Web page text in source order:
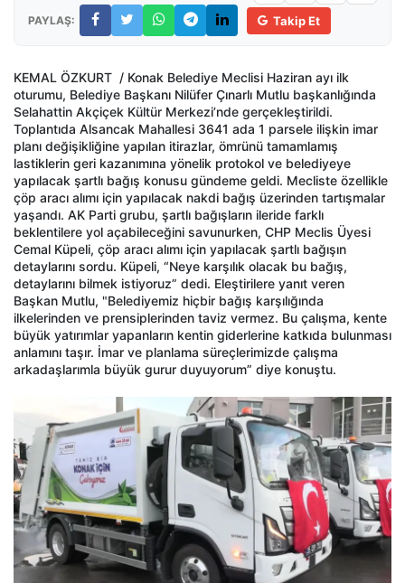
PAYLAŞ: Takip Et
KEMAL ÖZKURT / Konak Belediye Meclisi Haziran ayı ilk
oturumu, Belediye Başkanı Nilüfer Çınarlı Mutlu başkanlığında
Selahattin Akçiçek Kültür Merkezi’nde gerçekleştirildi.
Toplantıda Alsancak Mahallesi 3641 ada 1 parsele ilişkin imar
planı değişikliğine yapılan itirazlar, ömrünü tamamlamış
lastiklerin geri kazanımına yönelik protokol ve belediyeye
yapılacak şartlı bağış konusu gündeme geldi. Mecliste özellikle
çöp aracı alımı için yapılacak nakdi bağış üzerinden tartışmalar
yaşandı. AK Parti grubu, şartlı bağışların ileride farklı
beklentilere yol açabileceğini savunurken, CHP Meclis Üyesi
Cemal Küpeli, çöp aracı alımı için yapılacak şartlı bağışın
detaylarını sordu. Küpeli, “Neye karşılık olacak bu bağış,
detaylarını bilmek istiyoruz” dedi. Eleştirilere yanıt veren
Başkan Mutlu, "Belediyemiz hiçbir bağış karşılığında
ilkelerinden ve prensiplerinden taviz vermez. Bu çalışma, kente
büyük yatırımlar yapanların kentin giderlerine katkıda bulunması
anlamını taşır. İmar ve planlama süreçlerimizde çalışma
arkadaşlarımla büyük gurur duyuyorum” diye konuştu.